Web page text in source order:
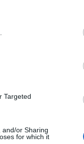
Targeted
and/or Sharing
for which it
118 di
di notte),